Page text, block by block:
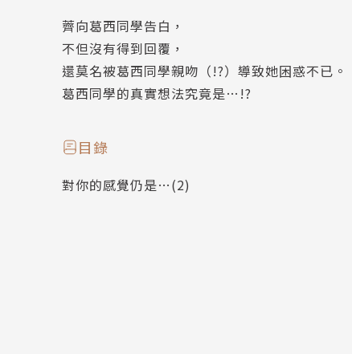
薺向葛西同學告白，
不但沒有得到回覆，
還莫名被葛西同學親吻（!?）導致她困惑不已。
葛西同學的真實想法究竟是…!?
目錄
對你的感覺仍是…(2)